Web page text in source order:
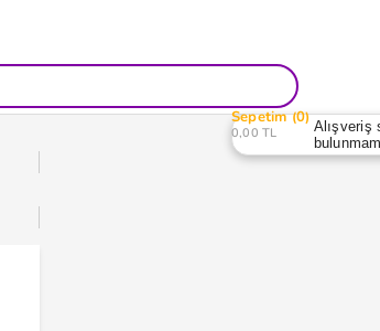
Sepetim 0
0,00 TL
Alışveriş